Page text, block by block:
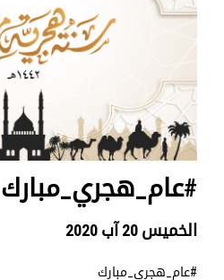
#عام_هجري_مبارك
الخميس 20 آب 2020
#عام_هجري_مبارك